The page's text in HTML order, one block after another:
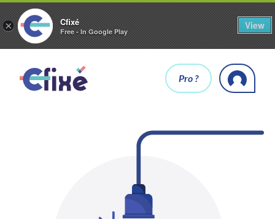
× Cfixé
Free - In Google Play
View
Pro ?